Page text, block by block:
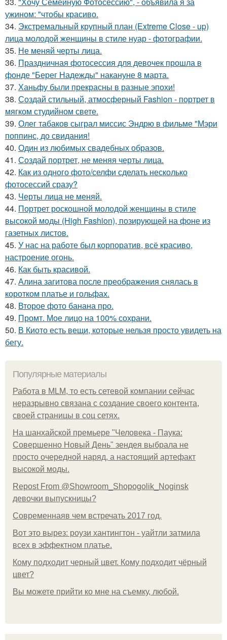
ужином: "чтобы красиво.
34. Экстремальный крупный план (Extreme Close - up)
лица молодой женщины в стиле нуар - фотографии.
35. Не меняй черты лица.
36. Праздничная фотосессия для девочек прошла в
фонде "Берег Надежды" накануне 8 марта.
37. Ханьфу были прекрасны в разные эпохи!
38. Создай стильный, атмосферный Fashion - портрет в
мягком студийном свете.
39. Олег табаков сыграл миссис Эндрю в фильме "Мэри
поппинс, до свидания!
40. Один из любимых свадебных образов.
41. Создай портрет, не меняя черты лица.
42. Как из одного фото/селфи сделать несколько
фотосессий сразу?
43. Черты лица не меняй.
44. Портрет роскошной молодой женщины в стиле
высокой моды (High Fashion), позирующей на фоне из
газетных листов.
45. У нас на работе был корпоратив, всё красиво,
настроение огонь.
46. Как быть красивой.
47. Алина загитова после преображения снялась в
коротком платье и гольфах.
48. Второе фото банана про.
49. Промт. Мое лицо на 100% сохрани.
50. В Киото есть вещи, которые нельзя просто увидеть на
бегу.
Популярные материалы
Работа в MLM, то есть сетевой компании сейчас
неразрывно связана с создание своего контента,
своей страницы в соц сетях.
На шанхайской премьере "Человека - Паука:
Совершенно Новый День" зендея выбрала не
просто очередной наряд, а настоящий артефакт
высокой моды.
Repost From @Showroom_Shopogolik_Noginsk
девочки выпускницы?
Современнаяв чем встречать 2017 год.
Вот это вырез: роузи хантингтон - уайтли затмила
всех в эффектном платьe.
Кому подходит черный цвет. Кому подходит чёрный
цвет?
Вы можете прийти ко мне на съемку, любой.